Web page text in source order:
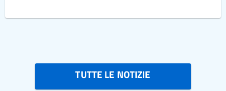
TUTTE LE NOTIZIE